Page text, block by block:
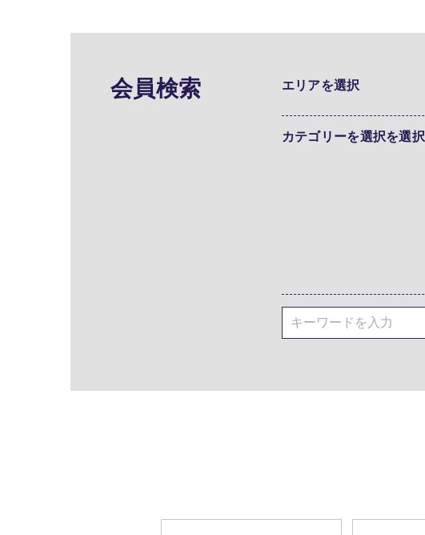
会員検索 エリアを選択
カテゴリーを選択を選択